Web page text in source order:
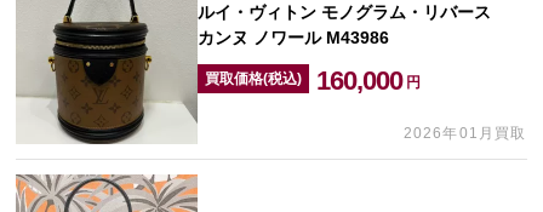
ルイ・ヴィトン モノグラム・リバース
カンヌ ノワール M43986
買取価格(税込) 160,000 円
2026年01月買取